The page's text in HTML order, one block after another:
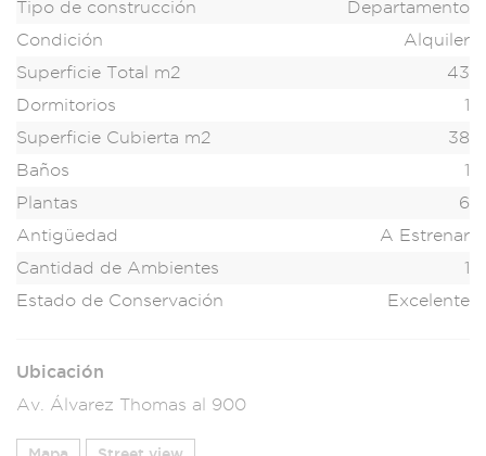
Tipo de construcción
Departamento
Condición
Alquiler
Superficie Total m2
43
Dormitorios
1
Superficie Cubierta m2
38
Baños
1
Plantas
6
Antigüedad
A Estrenar
Cantidad de Ambientes
1
Estado de Conservación
Excelente
Ubicación
Av. Álvarez Thomas al 900